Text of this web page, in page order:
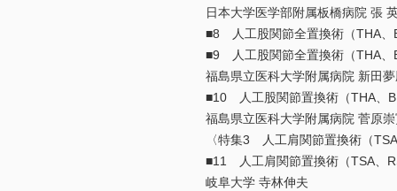
日本大学医学部附属板橋病院 張
■8 人工股関節全置換術（THA、
■9 人工股関節全置換術（THA、
福島県立医科大学附属病院 新田
■10 人工股関節置換術（THA、
福島県立医科大学附属病院 菅原
〈特集3 人工肩関節置換術（
■11 人工肩関節置換術（TSA、
岐阜大学 寺林伸夫